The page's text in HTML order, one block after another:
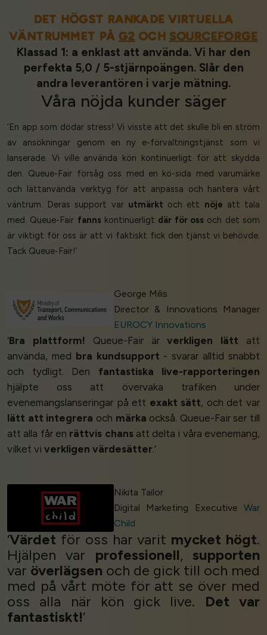
DET HÖGST RANKADE VIRTUELLA
VÄNTRUMMET PÅ G2 OCH SOURCEFORGE
Klassad 1: a enklast att använda. Vi har den
perfekta 5,0 / 5-stjärnpoängen. Slår den
andra leverantören i varje mätning.
Våra nöjda kunder säger
‘En app som dödar stress! Vi visste att det skulle bli en ström
av ansökningar genom en ny e-förvaltningstjänst som vi
lanserade. Vi ville använda kön kontinuerligt för att skydda
den. Queue-Fair försåg oss med en kö-sida med varumärke
och lättanvända verktyg för att anpassa och hantera vårt
väntrum. Deras support var utmärkt och ett nöje att tala
med. Queue-Fair fannskontinuerligt där för oss och det som
är viktigt för oss är att vi faktiskt fick den tjänst vi behövde.
Tack Queue-Fair!’
George Milis
Director & Innovations Manager
EUROCY Innovations
‘Bra plattform! Queue-Fair ärverkligen lätt att
använda, med bra kundsupport - svarar alltid snabbt
och tydligt. Den fantastiska live-rapporteringen
hjälpte oss att övervaka trafiken under
evenemangslanseringar på ett exakt sätt, och det var
lätt att integrera och märka också. Queue-Fair ser till
att alla får en rättvis chansatt delta i våra evenemang,
vilket vi verkligen värdesätter.’
Nikita Tailor
Digital Marketing Executive War
Child
‘Värdet för oss har varit mycket högt.
Hjälpen var professionell,supporten
var överlägsen och de gick till och med
med på vårt möte för att se över med
oss alla när kön gick live. Det var
fantastiskt!’